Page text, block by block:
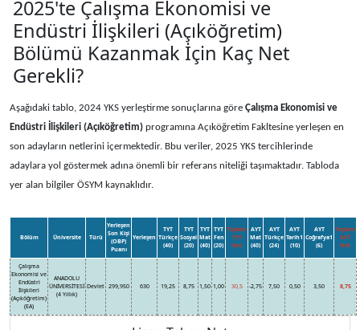
2025'te Çalışma Ekonomisi ve
Endüstri İlişkileri (Açıköğretim)
Bölümü Kazanmak İçin Kaç Net
Gerekli?
Aşağıdaki tablo, 2024 YKS yerleştirme sonuçlarına göre Çalışma Ekonomisi ve
Endüstri İlişkileri (Açıköğretim) programına Açıköğretim Fakltesine yerleşen en
son adayların netlerini içermektedir. Bbu veriler, 2025 YKS tercihlerinde
adaylara yol göstermek adına önemli bir referans niteliği taşımaktadır. Tabloda
yer alan bilgiler ÖSYM kaynaklıdır.
Bölüm Üniversite Türü
Yerleşen
Son Kişi
(OBP)
Puanı
Yerleşen
TYT
Türkçe
(40)
TYT
Sosyal
(20)
TYT
Mat
(40)
TYT
Fen
(20)
Toplam
TYT
Net
AYT
Mat
(40)
AYT
Türkçe
(24)
AYT
Tarih1
(10)
AYT
Coğrafya1
(6)
Toplam
AYT
Net
Çalışma
Ekonomisi ve
Endüstri
İlişkileri
(Açıköğretim)
(EA)
ANADOLU
ÜNİVERSİTESİ
(4 Yıllık)
Devlet 299,950 630 19,25 8,75 1,50 1,00 30,5 -2,75 7,50 0,50 3,50 8,75